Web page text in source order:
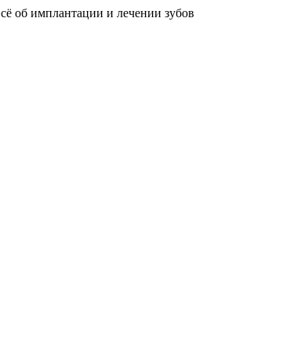
об имплантации и лечении зубов